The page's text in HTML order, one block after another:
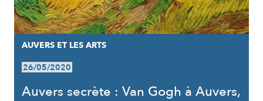
AUVERS ET LES ARTS
26/05/2020
Auvers secrète : Van Gogh à Auvers,